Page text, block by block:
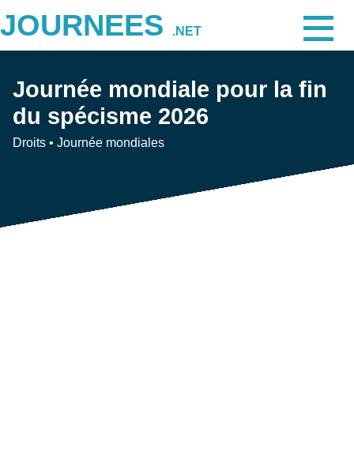
JOURNEES .NET
Journée mondiale pour la fin
du spécisme 2026
Droits • Journée mondiales